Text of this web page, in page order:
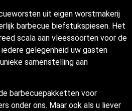
uit eigen worstmakerij
barbecue biefstukspiesen. Het
scala aan vleessoorten voor de
gelegenheid uw gasten
samenstelling aan
barbecuepakketten voor
onder ons. Maar ook als u liever